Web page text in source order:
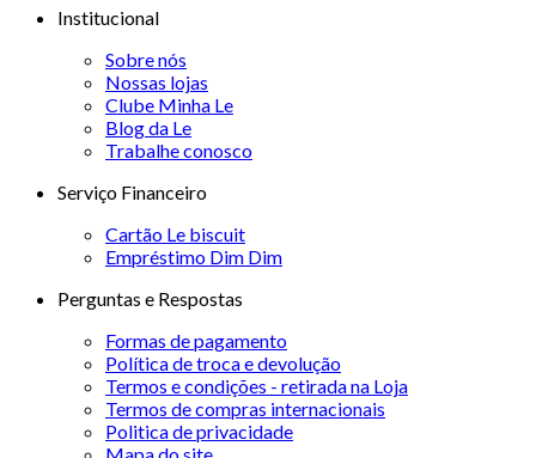
Institucional
Sobre nós
Nossas lojas
Clube Minha Le
Blog da Le
Trabalhe conosco
Serviço Financeiro
Cartão Le biscuit
Empréstimo Dim Dim
Perguntas e Respostas
Formas de pagamento
Política de troca e devolução
Termos e condições - retirada na Loja
Termos de compras internacionais
Politica de privacidade